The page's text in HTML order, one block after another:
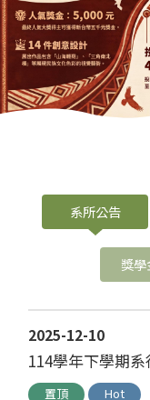
系所公告
獎
2025-12-10
114學年下學期
置頂 Hot